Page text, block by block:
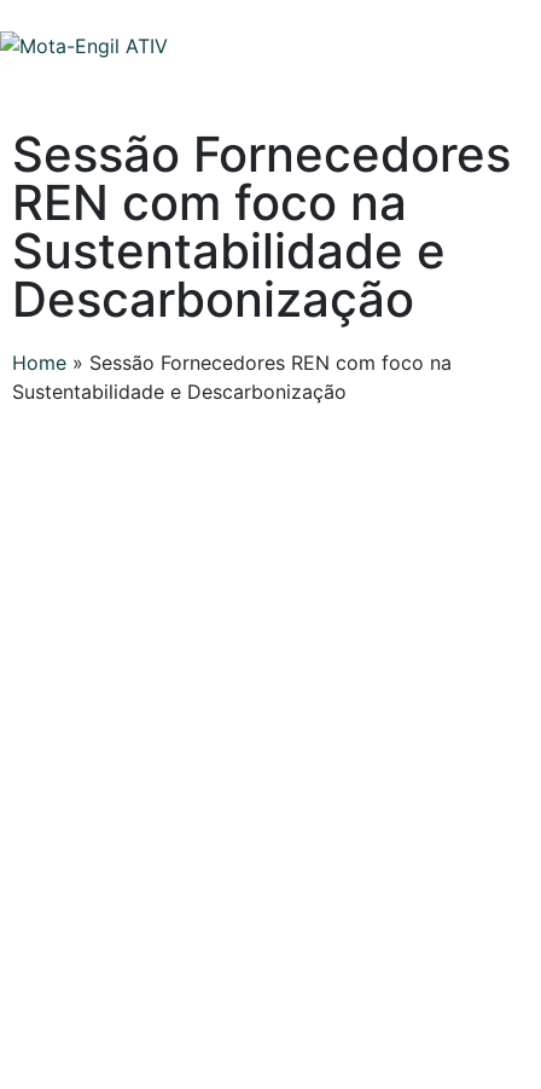
Sessão Fornecedores
REN com foco na
Sustentabilidade e
Descarbonização
Home » Sessão Fornecedores REN com foco na
Sustentabilidade e Descarbonização